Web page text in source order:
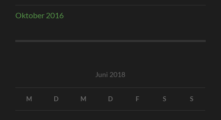
Oktober 2016
Juni 2018
M D M D F S S